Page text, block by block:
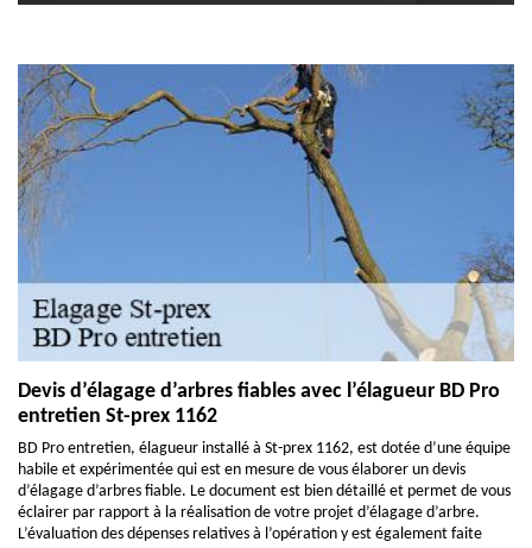
Devis d’élagage d’arbres fiables avec l’élagueur BD Pro
entretien St-prex 1162
BD Pro entretien, élagueur installé à St-prex 1162, est dotée d’une équipe
habile et expérimentée qui est en mesure de vous élaborer un devis
d’élagage d’arbres fiable. Le document est bien détaillé et permet de vous
éclairer par rapport à la réalisation de votre projet d’élagage d’arbre.
L’évaluation des dépenses relatives à l’opération y est également faite